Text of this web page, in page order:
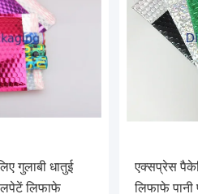
गुलाबी धातुई
लिफाफे
एक्सप्रेस
लिफाफे पानी